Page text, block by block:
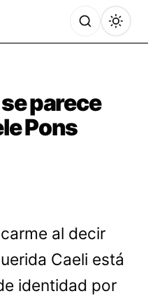
parece
Pons
al decir
Caeli está
identidad por